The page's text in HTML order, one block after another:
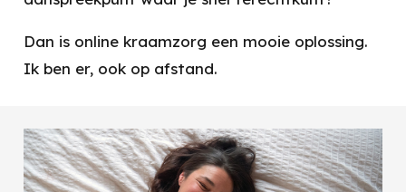
Dan is online kraamzorg een mooie oplossing.
Ik ben er, ook op afstand.